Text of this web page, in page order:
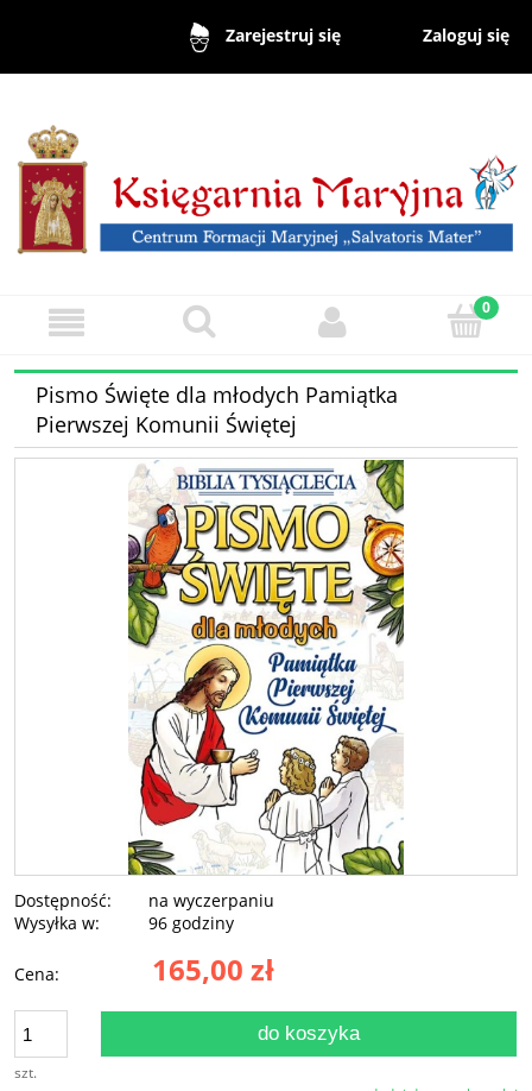
Zarejestruj się Zaloguj się
Pismo Święte dla młodych Pamiątka
Pierwszej Komunii Świętej
Dostępność:
na wyczerpaniu
Wysyłka w:
96 godziny
Cena: 165,00 zł
szt.
do koszyka